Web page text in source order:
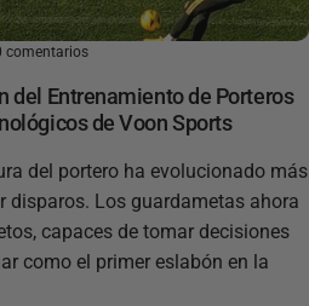
comentarios
del Entrenamiento de Porteros
de Voon Sports
del portero ha evolucionado más
disparos. Los guardametas ahora
capaces de tomar decisiones
como el primer eslabón en la